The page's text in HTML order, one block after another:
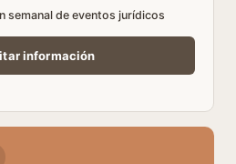
semanal de eventos jurídicos